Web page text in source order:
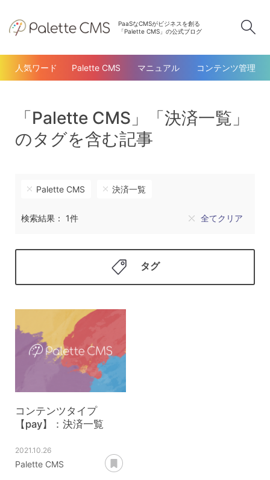
PaaSなCMSがビジネスを創る
「Palette CMS」の公式ブログ
人気ワード Palette CMS マニュアル コンテンツ管理
「Palette CMS」「決済一覧」
のタグを含む記事
Palette CMS 決済一覧
検索結果： 1件 全てクリア
タグ
コンテンツタイプ
【pay】：決済一覧
2021.10.26
Palette CMS